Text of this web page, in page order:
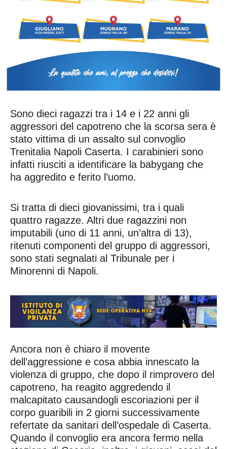
Sono dieci ragazzi tra i 14 e i 22 anni gli
aggressori del capotreno che la scorsa sera è
stato vittima di un assalto sul convoglio
Trenitalia Napoli Caserta. I carabinieri sono
infatti riusciti a identificare la babygang che
ha aggredito e ferito l’uomo.
Si tratta di dieci giovanissimi, tra i quali
quattro ragazze. Altri due ragazzini non
imputabili (uno di 11 anni, un’altra di 13),
ritenuti componenti del gruppo di aggressori,
sono stati segnalati al Tribunale per i
Minorenni di Napoli.
Ancora non è chiaro il movente
dell’aggressione e cosa abbia innescato la
violenza di gruppo, che dopo il rimprovero del
capotreno, ha reagito aggredendo il
malcapitato causandogli escoriazioni per il
corpo guaribili in 2 giorni successivamente
refertate da sanitari dell’ospedale di Caserta.
Quando il convoglio era ancora fermo nella